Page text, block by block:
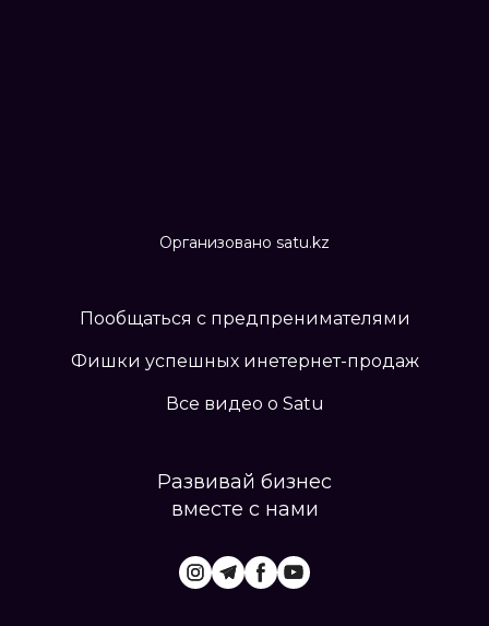
Организовано satu.kz
Пообщаться с предпренимателями
Фишки успешных инетернет-продаж
Все видео о Satu
Развивай бизнес
вместе с нами